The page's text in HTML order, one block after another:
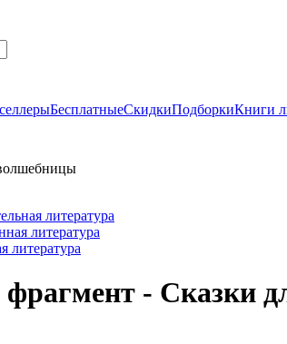
БесплатныеСкидкиПодборкиКниги
литература
литература
литература
- Сказки